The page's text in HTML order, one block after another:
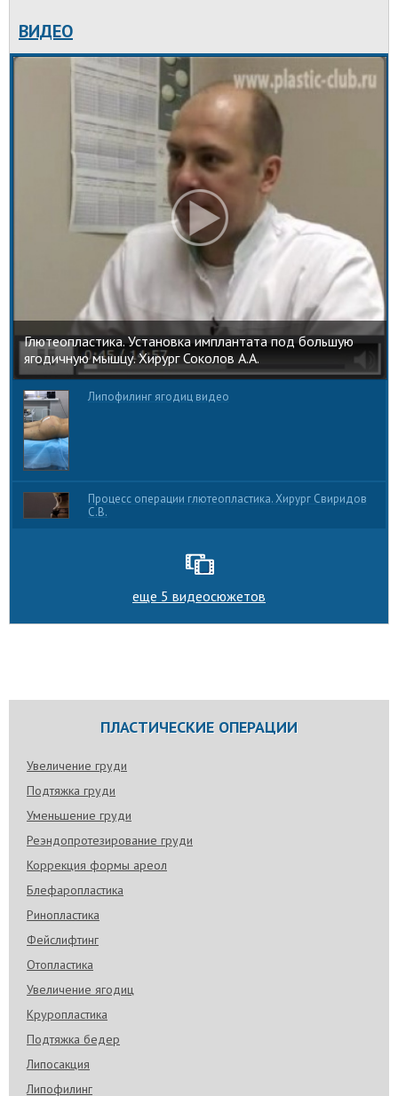
ВИДЕО
Глютеопластика. Установка имплантата под большую
ягодичную мышцу. Хирург Соколов А.А.
Липофилинг ягодиц видео
Процесс операции глютеопластика. Хирург Свиридов
С.В.
еще 5 видеосюжетов
ПЛАСТИЧЕСКИЕ ОПЕРАЦИИ
Увеличение груди
Подтяжка груди
Уменьшение груди
Реэндопротезирование груди
Коррекция формы ареол
Блефаропластика
Ринопластика
Фейслифтинг
Отопластика
Увеличение ягодиц
Круропластика
Подтяжка бедер
Липосакция
Липофилинг